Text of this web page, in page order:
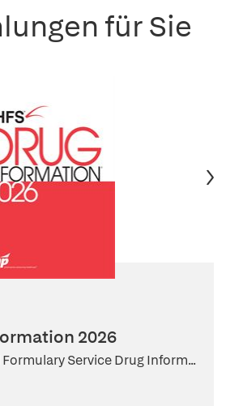
für Sie
2026
Service Drug Inform...